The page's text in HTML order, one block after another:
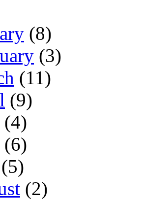
(8)
(3)
(11)
(9)
(4)
(6)
(5)
(2)